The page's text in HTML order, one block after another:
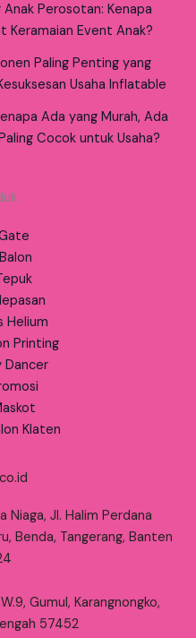
Perosotan: Kenapa
Keramaian Event Anak?
Paling Penting yang
Usaha Inflatable
Ada yang Murah, Ada
Cocok untuk Usaha?
Helium
Printing
Dancer
Klaten
Niaga, Jl. Halim Perdana
Benda, Tangerang, Banten
Gumul, Karangnongko,
57452